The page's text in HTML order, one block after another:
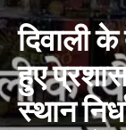
दिवाली
हुए
स्थान